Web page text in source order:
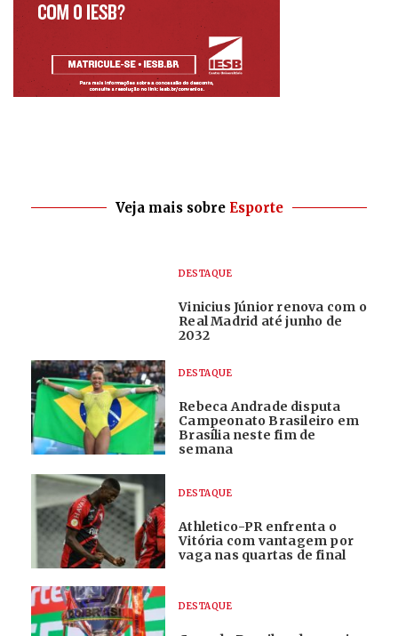
Veja mais sobre Esporte
DESTAQUE
Vinicius Júnior renova com o
Real Madrid até junho de
2032
DESTAQUE
Rebeca Andrade disputa
Campeonato Brasileiro em
Brasília neste fim de
semana
DESTAQUE
Athletico-PR enfrenta o
Vitória com vantagem por
vaga nas quartas de final
DESTAQUE